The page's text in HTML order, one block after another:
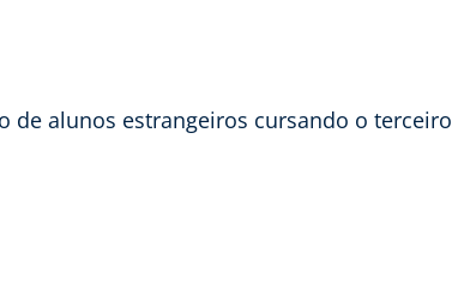
de alunos estrangeiros cursando o terceiro